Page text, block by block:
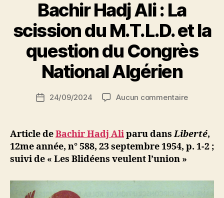
Bachir Hadj Ali : La
scission du M.T.L.D. et la
question du Congrès
National Algérien
de
P
a
S
N
ji
Date24/09/2024 Aucun commentairesur
La
M.T.L.D.
et
Article deBachir Hadj Aliparu dansLiberté,
12me année, n° 588, 23 septembre 1954, p. 1-2 ;
suivi de « Les Blidéens veulent l’union »